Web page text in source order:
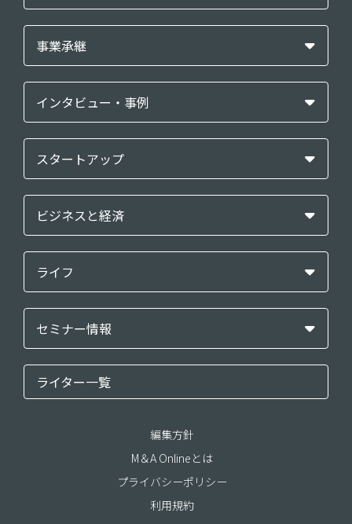
事業承継
インタビュー・事例
スタートアップ
ビジネスと経済
ライフ
セミナー情報
ライター一覧
編集方針
M＆A Onlineとは
プライバシーポリシー
利用規約